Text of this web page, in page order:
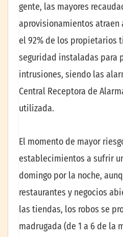
gente, las mayores
aprovisionamientos atraen
el 92% de los propietarios
seguridad instaladas para
intrusiones, siendo las
Central Receptora de
utilizada.
El momento de mayor
establecimientos a sufrir
domingo por la noche,
restaurantes y negocios
las tiendas, los robos se
madrugada (de 1 a 6 de la